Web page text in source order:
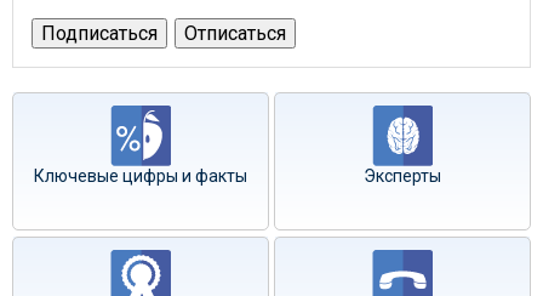
Ключевые цифры и факты Эксперты